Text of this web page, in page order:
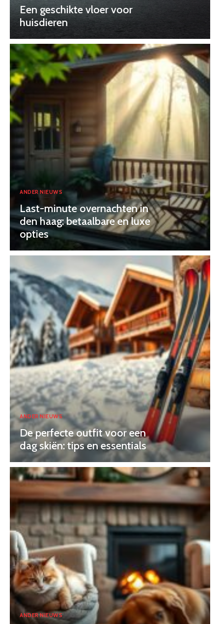
Een geschikte vloer voor
huisdieren
ANDER NIEUWS
Last-minute overnachten in
den haag: betaalbare en luxe
opties
ANDER NIEUWS
De perfecte outfit voor een
dag skiën: tips en essentials
ANDER NIEUWS